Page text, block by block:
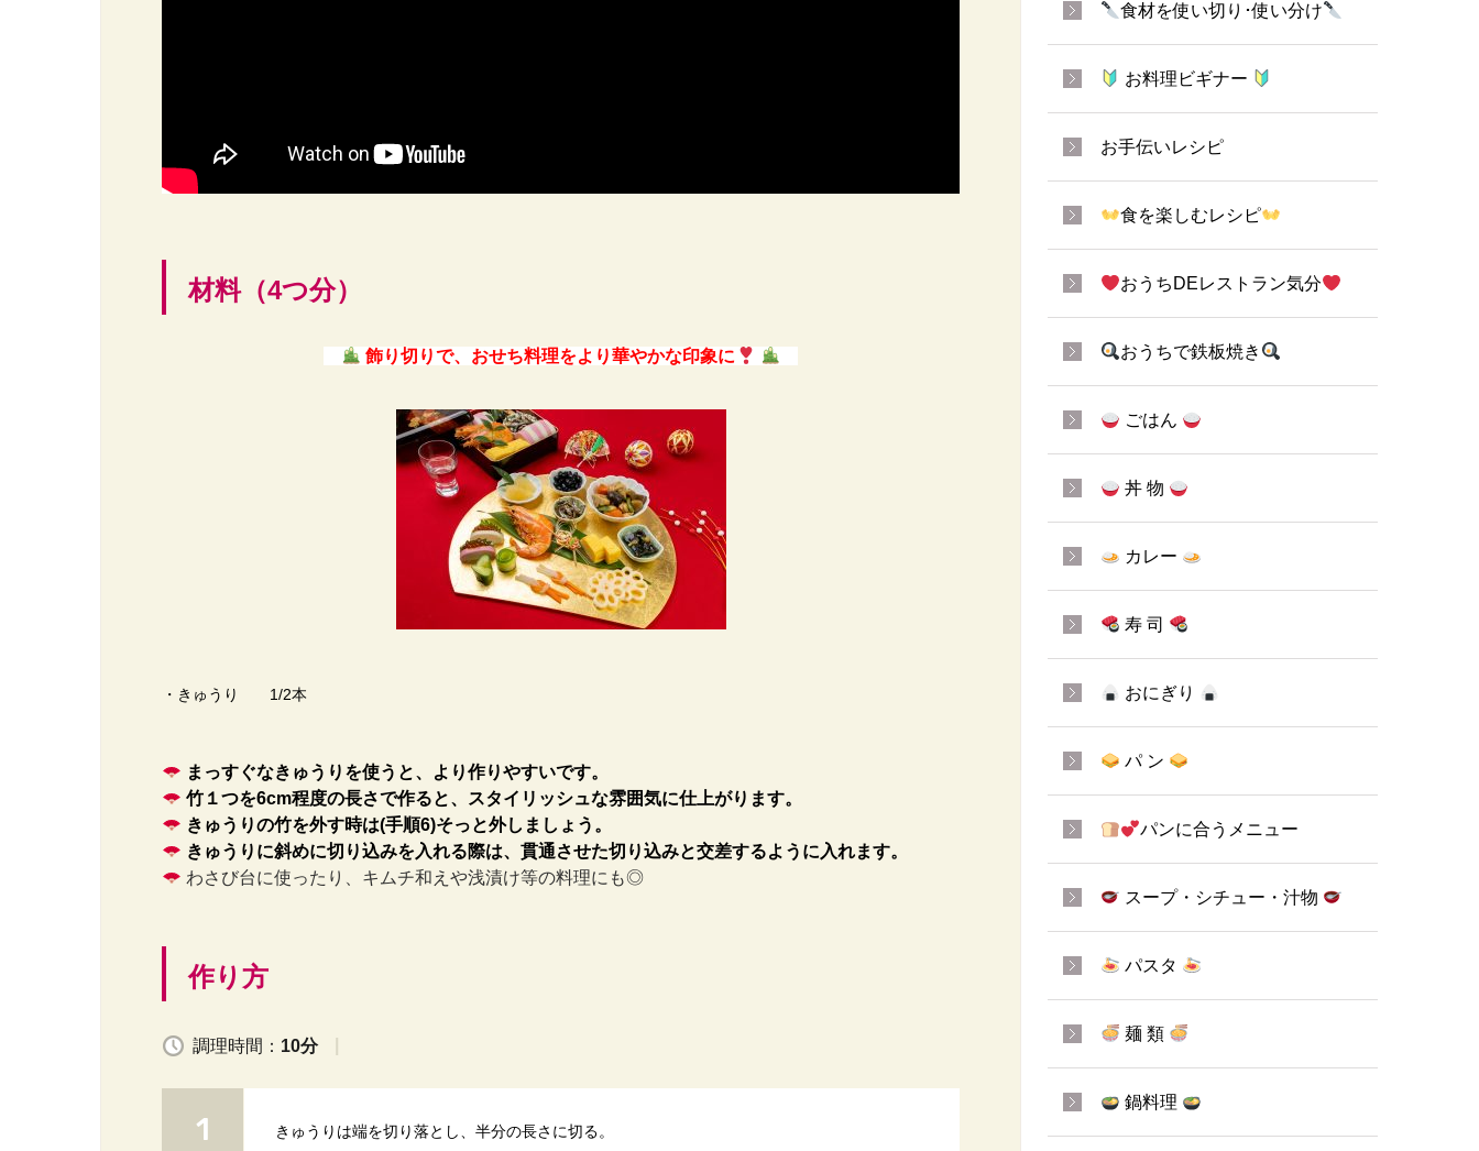
材料（4つ分）
飾り切りで、おせち料理をより華やかな印象に
・きゅうり 1/2本
まっすぐなきゅうりを使うと、より作りやすいです。
竹１つを6cm程度の長さで作ると、スタイリッシュな雰囲気に仕上がります。
きゅうりの竹を外す時は(手順6)そっと外しましょう。
きゅうりに斜めに切り込みを入れる際は、貫通させた切り込みと交差するように入れます。
わさび台に使ったり、キムチ和えや浅漬け等の料理にも◎
作り方
調理時間： 10分
きゅうりは端を切り落とし、半分の長さに切る。
食材を使い切り･使い分け
お料理ビギナー
お手伝いレシピ
食を楽しむレシピ
おうちDEレストラン気分
おうちで鉄板焼き
ごはん
丼 物
カレー
寿 司
おにぎり
パ ン
パンに合うメニュー
スープ・シチュー・汁物
パスタ
麺 類
鍋料理